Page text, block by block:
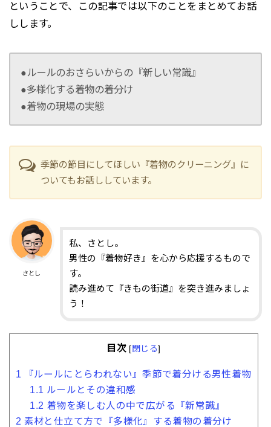
ということで、この記事では以下のことをまとめてお話
しします。
●ルールのおさらいからの『新しい常識』
●多様化する着物の着分け
●着物の現場の実態
季節の節目にしてほしい『着物のクリーニング』に
ついてもお話ししています。
さとし
私、さとし。
男性の『着物好き』を心から応援するもので
す。
読み進めて『きもの街道』を突き進みましょ
う！
目次 [閉じる]
1 『ルールにとらわれない』季節で着分ける男性着物
1.1 ルールとその違和感
1.2 着物を楽しむ人の中で広がる『新常識』
2 素材と仕立て方で『多様化』する着物の着分け